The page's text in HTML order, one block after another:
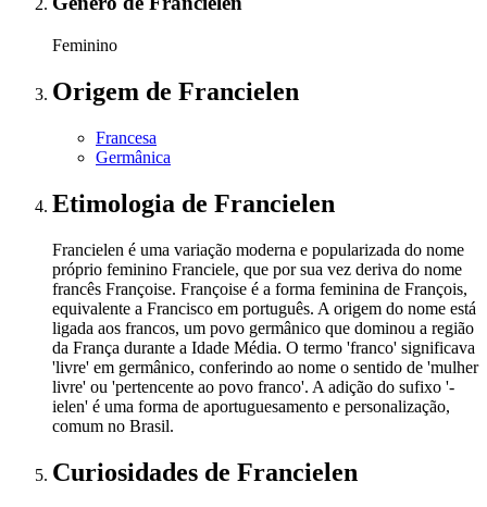
Feminino
Origem de Francielen
Francesa
Germânica
Etimologia de Francielen
Francielen é uma variação moderna e popularizada do nome
próprio feminino Franciele, que por sua vez deriva do nome
francês Françoise. Françoise é a forma feminina de François,
equivalente a Francisco em português. A origem do nome está
ligada aos francos, um povo germânico que dominou a região
da França durante a Idade Média. O termo 'franco' significava
'livre' em germânico, conferindo ao nome o sentido de 'mulher
livre' ou 'pertencente ao povo franco'. A adição do sufixo '-
ielen' é uma forma de aportuguesamento e personalização,
comum no Brasil.
Curiosidades de Francielen